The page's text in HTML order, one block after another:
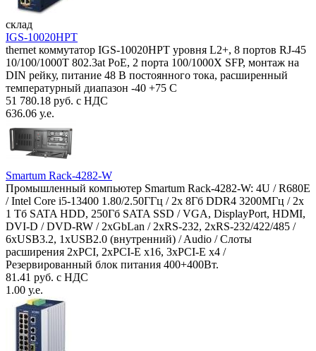
склад
IGS-10020HPT
thernet коммутатор IGS-10020HPT уровня L2+, 8 портов RJ-45
10/100/1000T 802.3at PoE, 2 порта 100/1000X SFP, монтаж на
DIN рейку, питание 48 В постоянного тока, расширенный
температурный диапазон -40 +75 С
51 780.18 руб. с НДС
636.06 у.е.
Smartum Rack-4282-W
Промышленный компьютер Smartum Rack-4282-W: 4U / R680E
/ Intel Core i5-13400 1.80/2.50ГГц / 2x 8Гб DDR4 3200МГц / 2x
1 Тб SATA HDD, 250Гб SATA SSD / VGA, DisplayPort, HDMI,
DVI-D / DVD-RW / 2xGbLan / 2xRS-232, 2xRS-232/422/485 /
6xUSB3.2, 1xUSB2.0 (внутренний) / Audio / Слоты
расширения 2xPCI, 2xPCI-E x16, 3xPCI-E x4 /
Резервированный блок питания 400+400Вт.
81.41 руб. с НДС
1.00 у.е.